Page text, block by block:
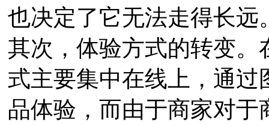
也决定了它无法走得长远
其次，体验方式的转变
式主要集中在线上，通
品体验，而由于商家对